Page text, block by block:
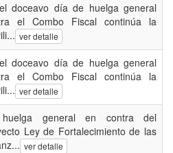
doceavo día de huelga general
el Combo Fiscal continúa la
ver detalle
doceavo día de huelga general
el Combo Fiscal continúa la
ver detalle
general en contra del
Ley de Fortalecimiento de las
ver detalle